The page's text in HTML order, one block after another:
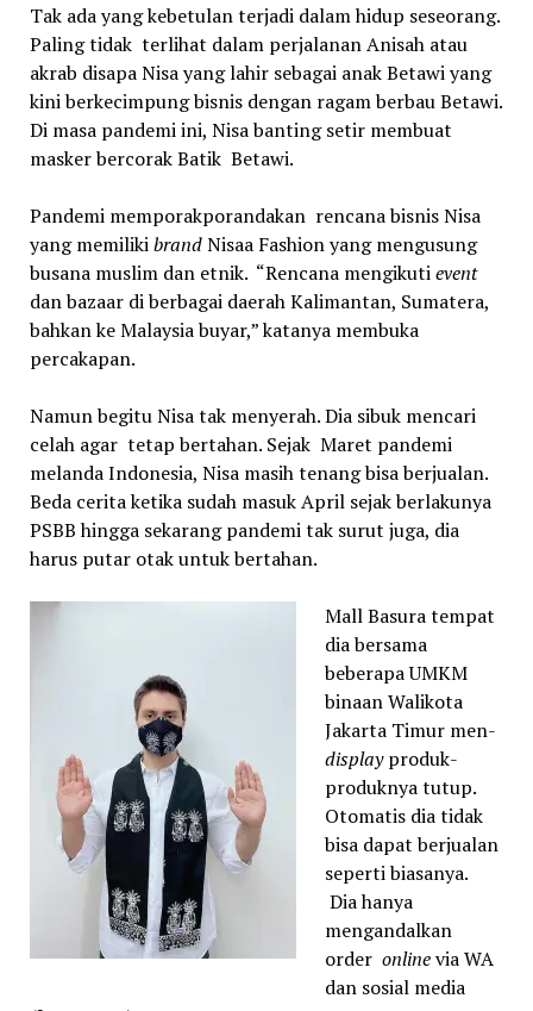
Tak ada yang kebetulan terjadi dalam hidup seseorang.
Paling tidak terlihat dalam perjalanan Anisah atau
akrab disapa Nisa yang lahir sebagai anak Betawi yang
kini berkecimpung bisnis dengan ragam berbau Betawi.
Di masa pandemi ini, Nisa banting setir membuat
masker bercorak Batik Betawi.
Pandemi memporakporandakan rencana bisnis Nisa
yang memilikibrandNisaa Fashion yang mengusung
busana muslim dan etnik. “Rencana mengikutievent
dan bazaar di berbagai daerah Kalimantan, Sumatera,
bahkan ke Malaysia buyar,” katanya membuka
percakapan.
Namun begitu Nisa tak menyerah. Dia sibuk mencari
celah agar tetap bertahan. Sejak Maret pandemi
melanda Indonesia, Nisa masih tenang bisa berjualan.
Beda cerita ketika sudah masuk April sejak berlakunya
PSBB hingga sekarang pandemi tak surut juga, dia
harus putar otak untuk bertahan.
Mall Basura tempat
dia bersama
beberapa UMKM
binaan Walikota
Jakarta Timur men-
displayproduk-
produknya tutup.
Otomatis dia tidak
bisa dapat berjualan
seperti biasanya.
Dia hanya
mengandalkan
order onlinevia WA
dan sosial media